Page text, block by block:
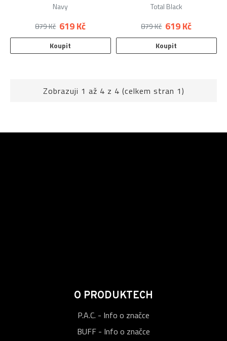
Navy
619 Kč
879 Kč
Koupit
Total Black
619 Kč
879 Kč
Koupit
Zobrazuji 1 až 4 z 4 (celkem stran 1)
O PRODUKTECH
P.A.C. - Info o značce
BUFF - Info o značce